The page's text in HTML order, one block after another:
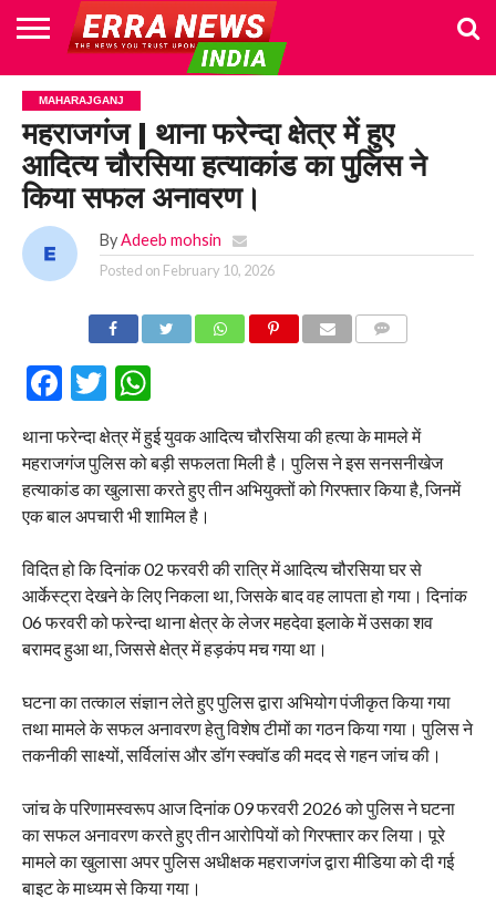
HOME
POLITICS
NEWS
BUSINESS
CULTURE
NATIONAL
SPORTS
LIFESTYLE
TRAVEL
OPINION
BREAKING
NEWS
ENTERTAINMENT
WORLD
CRIME
JOIN
US
MAHARAJGANJ
महराजगंज | थाना फरेन्दा क्षेत्र में हुए
आदित्य चौरसिया हत्याकांड का पुलिस ने
किया सफल अनावरण।
By Adeeb mohsin
Posted on February 10, 2026
Facebook
Twitter
WhatsApp
थाना फरेन्दा क्षेत्र में हुई युवक आदित्य चौरसिया की हत्या के मामले में
महराजगंज पुलिस को बड़ी सफलता मिली है। पुलिस ने इस सनसनीखेज
हत्याकांड का खुलासा करते हुए तीन अभियुक्तों को गिरफ्तार किया है, जिनमें
एक बाल अपचारी भी शामिल है।
विदित हो कि दिनांक 02 फरवरी की रात्रि में आदित्य चौरसिया घर से
आर्केस्ट्रा देखने के लिए निकला था, जिसके बाद वह लापता हो गया। दिनांक
06 फरवरी को फरेन्दा थाना क्षेत्र के लेजर महदेवा इलाके में उसका शव
बरामद हुआ था, जिससे क्षेत्र में हड़कंप मच गया था।
घटना का तत्काल संज्ञान लेते हुए पुलिस द्वारा अभियोग पंजीकृत किया गया
तथा मामले के सफल अनावरण हेतु विशेष टीमों का गठन किया गया। पुलिस ने
तकनीकी साक्ष्यों, सर्विलांस और डॉग स्क्वॉड की मदद से गहन जांच की।
जांच के परिणामस्वरूप आज दिनांक 09 फरवरी 2026 को पुलिस ने घटना
का सफल अनावरण करते हुए तीन आरोपियों को गिरफ्तार कर लिया। पूरे
मामले का खुलासा अपर पुलिस अधीक्षक महराजगंज द्वारा मीडिया को दी गई
बाइट के माध्यम से किया गया।